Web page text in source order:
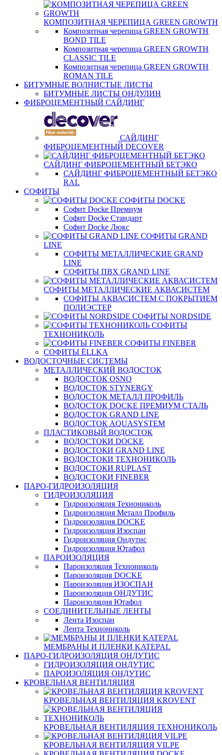
КОМПОЗИТНАЯ ЧЕРЕПИЦА GREEN GROWTH
Композитная черепица GREEN GROWTH
BOND TILE
Композитная черепица GREEN GROWTH
CLASSIC TILE
Композитная черепица GREEN GROWTH
ROMAN TILE
БИТУМНЫЕ ВОЛНИСТЫЕ ЛИСТЫ
БИТУМНЫЕ ЛИСТЫ ОНДУЛИН
ФИБРОЦЕМЕНТНЫЙ САЙДИНГ
САЙДИНГ
ФИБРОЦЕМЕНТНЫЙ DECOVER
САЙДИНГ ФИБРОЦЕМЕНТНЫЙ БЕТЭКО
САЙДИНГ ФИБРОЦЕМЕНТНЫЙ БЕТЭКО
RAL
СОФИТЫ
СОФИТЫ DOCKE
Софит Docke Премиум
Софит Docke Стандарт
Софит Docke Люкс
СОФИТЫ GRAND
LINE
СОФИТЫ МЕТАЛЛИЧЕСКИЕ GRAND
LINE
СОФИТЫ ПВХ GRAND LINE
СОФИТЫ МЕТАЛЛИЧЕСКИЕ АКВАСИСТЕМ
СОФИТЫ АКВАСИСТЕМ С ПОКРЫТИЕМ
ПОЛИЭСТЕР
СОФИТЫ NORDSIDE
СОФИТЫ
ТЕХНОНИКОЛЬ
СОФИТЫ FINEBER
СОФИТЫ ЁLLKA
ВОДОСТОЧНЫЕ СИСТЕМЫ
МЕТАЛЛИЧЕСКИЙ ВОДОСТОК
ВОДОСТОК OSNO
ВОДОСТОК STYNERGY
ВОДОСТОК МЕТАЛЛ ПРОФИЛЬ
ВОДОСТОК DOCKE ПРЕМИУМ СТАЛЬ
ВОДОСТОК GRAND LINE
ВОДОСТОК AQUASYSTEM
ПЛАСТИКОВЫЙ ВОДОСТОК
ВОДОСТОКИ DOCKE
ВОДОСТОКИ GRAND LINE
ВОДОСТОКИ ТЕХНОНИКОЛЬ
ВОДОСТОКИ RUPLAST
ВОДОСТОКИ FINEBER
ПАРО-ГИДРОИЗОЛЯЦИЯ
ГИДРОИЗОЛЯЦИЯ
Гидроизоляция Технониколь
Гидроизоляция Металл Профиль
Гидроизоляция DOCKE
Гидроизоляция Изоспан
Гидроизоляция Ондутис
Гидроизоляция Ютафол
ПАРОИЗОЛЯЦИЯ
Пароизоляция Технониколь
Пароизоляция DOCKE
Пароизоляция ИЗОСПАН
Пароизоляция ОНДУТИС
Пароизоляция Ютафол
СОЕДИНИТЕЛЬНЫЕ ЛЕНТЫ
Лента Изоспан
Лента Технониколь
МЕМБРАНЫ И ПЛЕНКИ KATEPAL
ПАРО-ГИДРОИЗОЛЯЦИЯ ОНДУТИС
ГИДРОИЗОЛЯЦИЯ ОНДУТИС
ПАРОИЗОЛЯЦИЯ ОНДУТИС
КРОВЕЛЬНАЯ ВЕНТИЛЯЦИЯ
КРОВЕЛЬНАЯ ВЕНТИЛЯЦИЯ KROVENT
КРОВЕЛЬНАЯ ВЕНТИЛЯЦИЯ ТЕХНОНИКОЛЬ
КРОВЕЛЬНАЯ ВЕНТИЛЯЦИЯ VILPE